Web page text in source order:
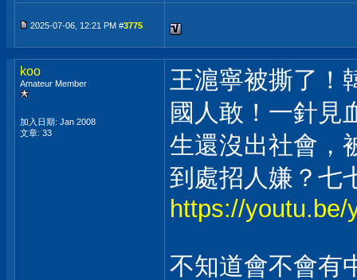
2025-07-06, 12:21 PM #3775
koo
Amateur Member
加入日期: Jan 2008
文章: 33
王滬寧被撕了！
國人敢！一針見
生還沒出社會，
到處招人嫌？七
https://
不知道會不會有